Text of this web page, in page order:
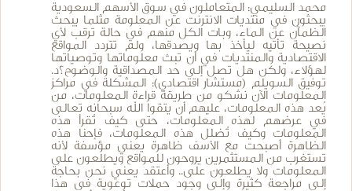
محمد السليمي: المتعاملون في سوق الأسهم السعودية
يبحثون في منتديات الانترنت عن المعلومة مثلما يبحث
الظمآن عن الماء، وبات الكل منهم في حالة ترقب لأي
نصيحة تأتيه ليأخذ بها ويصدقها، ولم تتردد المواقع
الاقتصادية والمنتديات في أن تبث معلوماتها وتوصياتها
لهؤلاء، ولكن هل تصل إلى حد المصداقية والوضوح؟د.
توفيق السويلم (مستشار اقتصادي): المشكلة في مراكز
المعلومات الآن نشكو من طريقة قراءة المعلومات، من
يُعد هذه المعلومات، عليهم أن يتقوا الله سبحانه تعالى
في عرضهم لهذه المعلومات، حتى كيف تُقرأ هذه
المعلومات وكيف تُضلل هذه المعلومات، فإحنا هذه
الظاهرة أصبحت مع الأسف ظاهرة يعني مؤسفة لأنه
تستغرب من المستثمرين يروحون للمواقع ويطلعون على
المعلومات ولا يطلعون على.. وأعتقد يعني نحن بحاجة
إلى مراجعة كثيرة وإلى وجود حملات توعوية في هذا